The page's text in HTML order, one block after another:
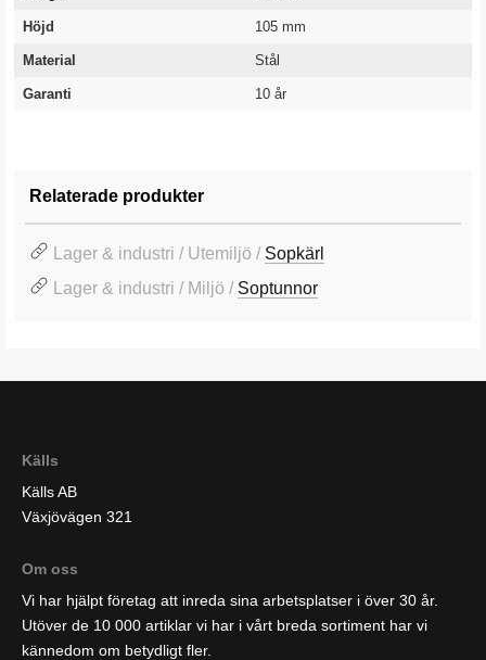
Höjd 105 mm
Material Stål
Garanti 10 år
Relaterade produkter
Lager & industri / Utemiljö / Sopkärl
Lager & industri / Miljö / Soptunnor
Källs
Källs AB
Växjövägen 321
Om oss
Vi har hjälpt företag att inreda sina arbetsplatser i över 30 år.
Utöver de 10 000 artiklar vi har i vårt breda sortiment har vi
kännedom om betydligt fler.